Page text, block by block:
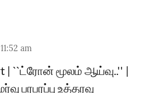
am
| ``ட்ரோன் மூலம் ஆய்வு..'' |
பரபரப்பு உத்தரவு